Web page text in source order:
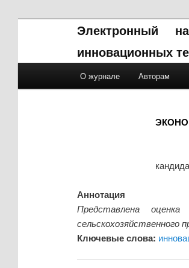
Электронный
инновационных
Skip to primary content
Skip to secondary
О журнале Авторам
Аннотация
Представлена
сельскохозяйственного
Ключевые слова: